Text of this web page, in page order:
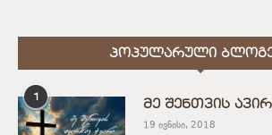
ᲞᲝᲞᲣᲚᲐᲠᲣᲚᲘ
1
მე შენთვის
19 ივნისი, 2018